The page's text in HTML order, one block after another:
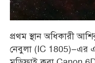
প্রথম স্থান অধিকারী
নেবুলা (IC 1805)–এর